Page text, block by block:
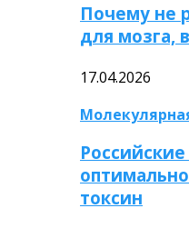
Почему не
для мозга,
17.04.2026
токсин